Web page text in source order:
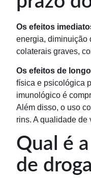
Os efeitos
energia, diminuição
colaterais graves,
Os efeitos de
física e psicológica
imunológico é
Além disso, o uso
rins. A qualidade de
Qual é
de